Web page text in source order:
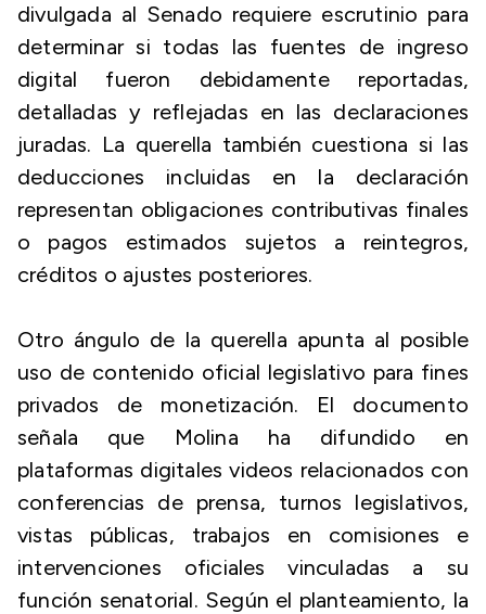
divulgada al Senado requiere escrutinio para
determinar si todas las fuentes de ingreso
digital fueron debidamente reportadas,
detalladas y reflejadas en las declaraciones
juradas. La querella también cuestiona si las
deducciones incluidas en la declaración
representan obligaciones contributivas finales
o pagos estimados sujetos a reintegros,
créditos o ajustes posteriores.
Otro ángulo de la querella apunta al posible
uso de contenido oficial legislativo para fines
privados de monetización. El documento
señala que Molina ha difundido en
plataformas digitales videos relacionados con
conferencias de prensa, turnos legislativos,
vistas públicas, trabajos en comisiones e
intervenciones oficiales vinculadas a su
función senatorial. Según el planteamiento, la